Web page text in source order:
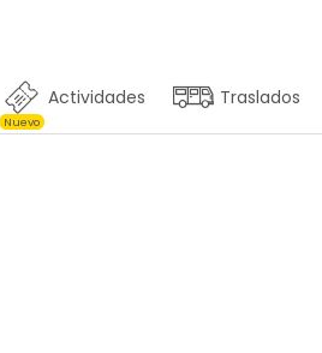
Actividades
Nuevo
Traslados